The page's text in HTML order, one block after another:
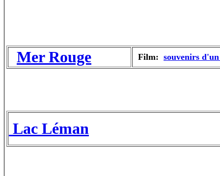
Mer Rouge Film: souvenirs
Lac Léman